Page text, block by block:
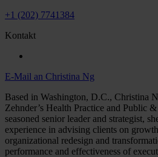
+1 (202) 7741384
Kontakt
E-Mail an Christina Ng
Based in Washington, D.C., Christina
Zehnder’s Health Practice and Public
seasoned senior leader and strategist,
experience in advising clients on
organizational redesign and
performance and effectiveness of